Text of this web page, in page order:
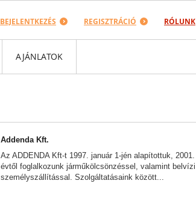
RÓLUNK
REGISZTRÁCIÓ
BEJELENTKEZÉS
AJÁNLATOK
Addenda Kft.
Az ADDENDA Kft-t 1997. január 1-jén alapítottuk, 2001.
évtől foglalkozunk járműkölcsönzéssel, valamint belvízi
személyszállítással. Szolgáltatásaink között...